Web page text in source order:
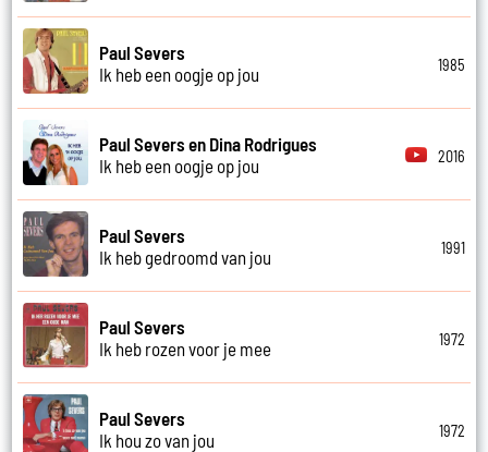
Paul Severs
Ik heb een oogje op jou
1985
Paul Severs en Dina Rodrigues
Ik heb een oogje op jou
2016
Paul Severs
Ik heb gedroomd van jou
1991
Paul Severs
Ik heb rozen voor je mee
1972
Paul Severs
Ik hou zo van jou
1972